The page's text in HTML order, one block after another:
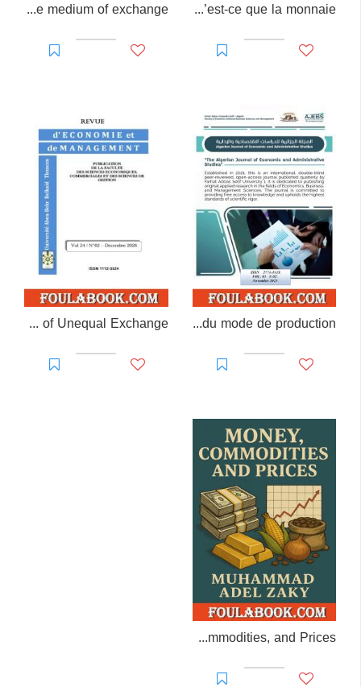
Qu’est-ce que la monnaie?
On the dialectical becoming of the medium of exchange
Critique étendue de la théorie du mode de production
Critique of the Theory of Unequal Exchange
Money, Commodities, and Prices